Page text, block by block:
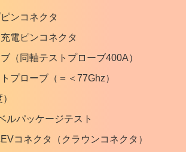
ンコネクタ
電ピンコネクタ
（同軸テストプローブ400A）
プローブ（＝＜77Ghz）
ルパッケージテスト
コネクタ（クラウンコネクタ）